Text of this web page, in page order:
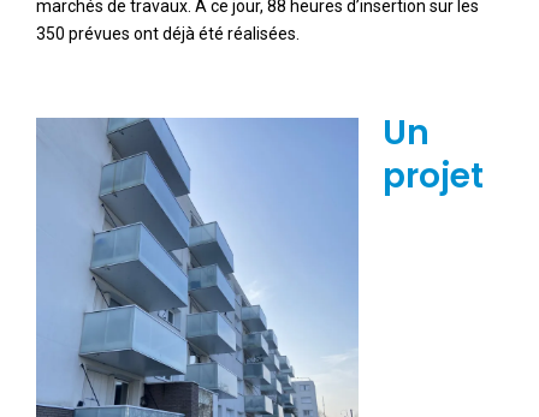
marchés de travaux. À ce jour, 88 heures d’insertion sur les
350 prévues ont déjà été réalisées.
Un
projet